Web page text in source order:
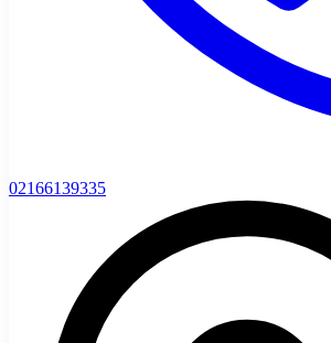
02166139335